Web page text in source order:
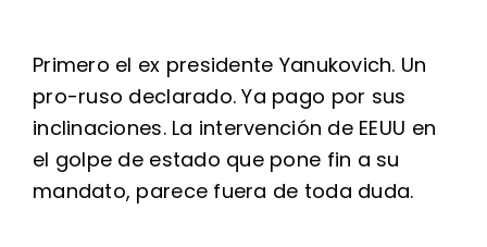
Primero el ex presidente Yanukovich. Un
pro-ruso declarado. Ya pago por sus
inclinaciones. La intervención de EEUU en
el golpe de estado que pone fin a su
mandato, parece fuera de toda duda.